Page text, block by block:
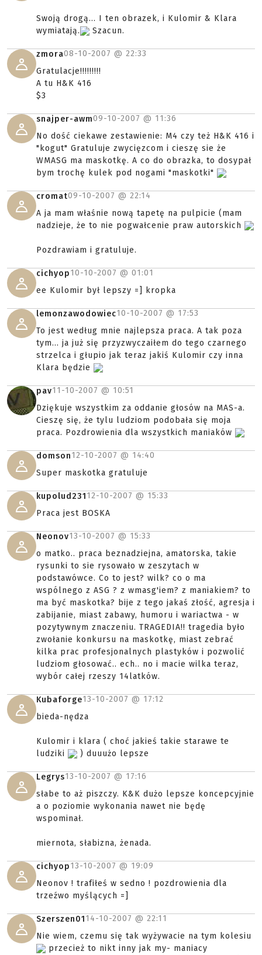
Swoją drogą... I ten obrazek, i Kulomir & Klara
wymiatają.
Szacun.
zmora08-10-2007 @ 22:33
Gratulacje!!!!!!!!!
A tu H&K 416
$3
snajper-awm09-10-2007 @ 11:36
No dość ciekawe zestawienie: M4 czy też H&K 416 i
"kogut" Gratuluje zwycięzcom i cieszę sie że
WMASG ma maskotkę. A co do obrazka, to dosypał
bym trochę kulek pod nogami "maskotki"
cromat09-10-2007 @ 22:14
A ja mam właśnie nową tapetę na pulpicie (mam
nadzieje, że to nie pogwałcenie praw autorskich
Pozdrawiam i gratuluje.
cichyop10-10-2007 @ 01:01
ee Kulomir był lepszy =] kropka
lemonzawodowiec10-10-2007 @ 17:53
To jest według mnie najlepsza praca. A tak poza
tym... ja już się przyzwyczaiłem do tego czarnego
strzelca i głupio jak teraz jakiś Kulomir czy inna
Klara będzie
pav11-10-2007 @ 10:51
Dziękuje wszystkim za oddanie głosów na MAS-a.
Cieszę się, że tylu ludziom podobała się moja
praca. Pozdrowienia dla wszystkich maniaków
domson12-10-2007 @ 14:40
Super maskotka gratuluje
kupolud23112-10-2007 @ 15:33
Praca jest BOSKA
Neonov13-10-2007 @ 15:33
o matko.. praca beznadziejna, amatorska, takie
rysunki to sie rysowało w zeszytach w
podstawówce. Co to jest? wilk? co o ma
wspólnego z ASG ? z wmasg'iem? z maniakiem? to
ma być maskotka? bije z tego jakaś złość, agresja i
zabijanie, miast zabawy, humoru i wariactwa - w
pozytywnym znaczeniu. TRAGEDIA!! tragedia było
zwołanie konkursu na maskotkę, miast zebrać
kilka prac profesjonalnych plastyków i pozwolić
ludziom głosować.. ech.. no i macie wilka teraz,
wybór całej rzeszy 14latków.
Kubaforge13-10-2007 @ 17:12
bieda-nędza
Kulomir i klara ( choć jakieś takie starawe te
ludziki
) duuużo lepsze
Legrys13-10-2007 @ 17:16
słabe to aż piszczy. K&K dużo lepsze koncepcyjnie
a o poziomie wykonania nawet nie będę
wspominał.
miernota, słabizna, żenada.
cichyop13-10-2007 @ 19:09
Neonov ! trafiłeś w sedno ! pozdrowienia dla
trzeźwo myślących =]
Szerszen0114-10-2007 @ 22:11
Nie wiem, czemu się tak wyżywacie na tym kolesiu
przecież to nikt inny jak my- maniacy